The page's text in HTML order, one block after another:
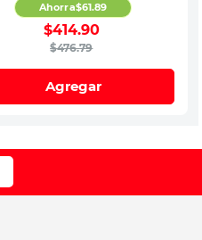
$476.79
$414.90
Ahorra$61.89
Agregar